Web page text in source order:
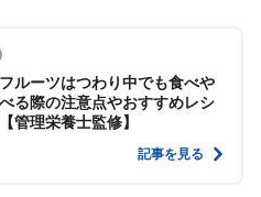
ルーツはつわり中でも食べや
る際の注意点やおすすめレシ
管理栄養士監修】
記事を見る